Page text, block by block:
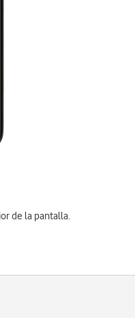
de la pantalla.